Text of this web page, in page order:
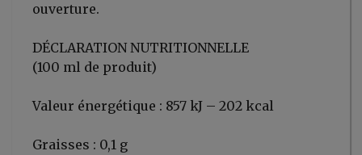
ouverture.
DÉCLARATION NUTRITIONNELLE
(100 ml de produit)
Valeur énergétique : 857 kJ – 202 kcal
Graisses : 0,1 g